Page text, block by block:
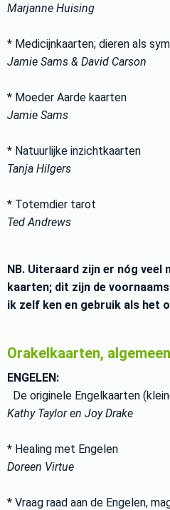
Marjanne Huising
* Medicijnkaarten; dieren als
Jamie Sams & David Carson
* Moeder Aarde kaarten
Jamie Sams
* Natuurlijke inzichtkaarten
Tanja Hilgers
* Totemdier tarot
Ted Andrews
NB. Uiteraard zijn er nóg veel
kaarten; dit zijn de
ik zelf ken en gebruik als het
Orakelkaarten,
ENGELEN:
De originele Engelkaarten
Kathy Taylor en Joy Drake
* Healing met Engelen
Doreen Virtue
* Vraag raad aan de Engelen,